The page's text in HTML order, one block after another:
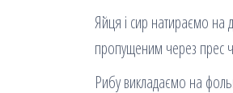
Яйця і сир натираємо на
пропущеним через прес
Рибу викладаємо на